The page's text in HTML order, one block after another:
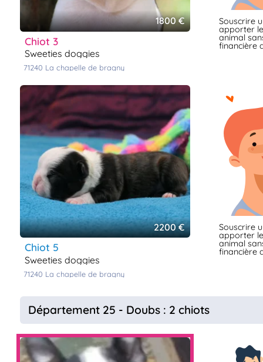
1800 €
chiot 3
sweeties doggies
71240 la chapelle de bragny
Souscrire
apporter
animal
financière
2200 €
chiot 5
sweeties doggies
71240 la chapelle de bragny
Souscrire
apporter
animal
financière
Département 25 - Doubs : 2 chiots